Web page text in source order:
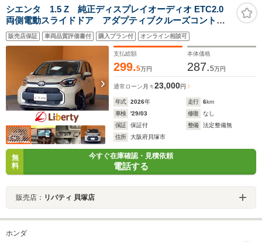
シエンタ 1.5 Z 純正ディスプレイオーディオ ETC2.0
両側電動スライドドア アダプティブクルーズコントロ
ール ブラインドスポットモニター 衝突被害軽減ブレーキ
LEDヘッドライト 電動パーキングブレーキ オートブレー
販売店保証 車両品質評価書付 購入プラン付 オンライン相談可
支払総額
299.5万円
本体価格
287.5万円
通常ローン 月々23,000円
年式 2026年 走行 6km
車検
'29/03 修復
なし
保証
保証付 整備
法定整備無
住所
大阪府貝塚市
無
料
今すぐ在庫確認・見積依頼
電話する
販売店： リバティ 貝塚店
ホンダ